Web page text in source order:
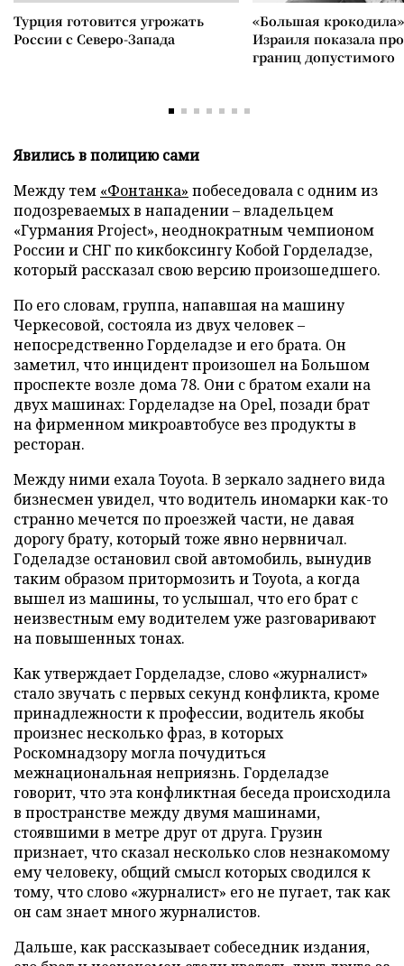
Турция готовится угрожать
России с Северо-Запада
«Большая
Израиля показала
границ допустимого
Явились в полицию сами
Между тем «Фонтанка» побеседовала с одним из
подозреваемых в нападении – владельцем
«Гурмания Project», неоднократным чемпионом
России и СНГ по кикбоксингу Кобой Горделадзе,
который рассказал свою версию произошедшего.
По его словам, группа, напавшая на машину
Черкесовой, состояла из двух человек –
непосредственно Горделадзе и его брата. Он
заметил, что инцидент произошел на Большом
проспекте возле дома 78. Они с братом ехали на
двух машинах: Горделадзе на Opel, позади брат
на фирменном микроавтобусе вез продукты в
ресторан.
Между ними ехала Toyota. В зеркало заднего вида
бизнесмен увидел, что водитель иномарки как-то
странно мечется по проезжей части, не давая
дорогу брату, который тоже явно нервничал.
Годеладзе остановил свой автомобиль, вынудив
таким образом притормозить и Toyota, а когда
вышел из машины, то услышал, что его брат с
неизвестным ему водителем уже разговаривают
на повышенных тонах.
Как утверждает Горделадзе, слово «журналист»
стало звучать с первых секунд конфликта, кроме
принадлежности к профессии, водитель якобы
произнес несколько фраз, в которых
Роскомнадзору могла почудиться
межнациональная неприязнь. Горделадзе
говорит, что эта конфликтная беседа происходила
в пространстве между двумя машинами,
стоявшими в метре друг от друга. Грузин
признает, что сказал несколько слов незнакомому
ему человеку, общий смысл которых сводился к
тому, что слово «журналист» его не пугает, так как
он сам знает много журналистов.
Дальше, как рассказывает собеседник издания,